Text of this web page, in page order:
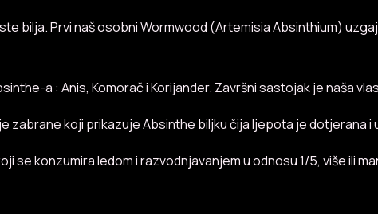
bilja. Prvi naš osobni Wormwood (Artemisia Absinthium)
a : Anis, Komorač i Korijander. Završni sastojak je naša
zabrane koji prikazuje Absinthe biljku čija ljepota je dotjerana i
se konzumira ledom i razvodnjavanjem u odnosu 1/5, više ili